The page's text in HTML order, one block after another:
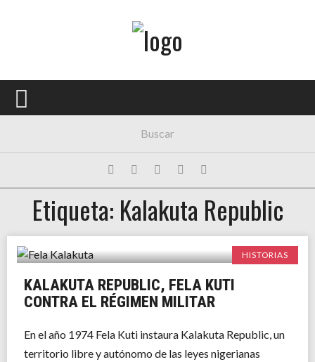
PORTADA
FESTIVALES
EXPOSICIONES
HISTORIAS
Etiqueta: Kalakuta Republic
HISTORIAS
KALAKUTA REPUBLIC, FELA KUTI
CONTRA EL RÉGIMEN MILITAR
En el año 1974 Fela Kuti instaura Kalakuta Republic, un
territorio libre y autónomo de las leyes nigerianas